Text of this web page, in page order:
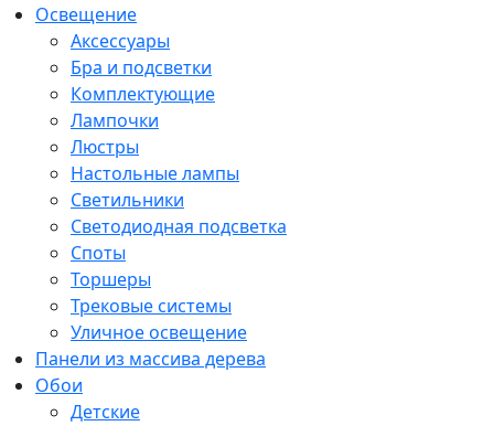
Освещение
Аксессуары
Бра и подсветки
Комплектующие
Лампочки
Люстры
Настольные лампы
Светильники
Светодиодная подсветка
Споты
Торшеры
Трековые системы
Уличное освещение
Панели из массива дерева
Обои
Детские